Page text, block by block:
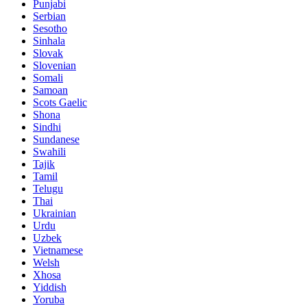
Punjabi
Serbian
Sesotho
Sinhala
Slovak
Slovenian
Somali
Samoan
Scots Gaelic
Shona
Sindhi
Sundanese
Swahili
Tajik
Tamil
Telugu
Thai
Ukrainian
Urdu
Uzbek
Vietnamese
Welsh
Xhosa
Yiddish
Yoruba